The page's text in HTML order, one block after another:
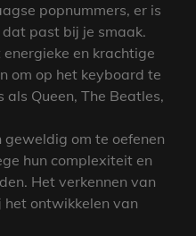
popnummers, er is
past bij je smaak.
energieke en krachtige
om op het keyboard te
als Queen, The Beatles,
geweldig om te oefenen
hun complexiteit en
Het verkennen van
het ontwikkelen van